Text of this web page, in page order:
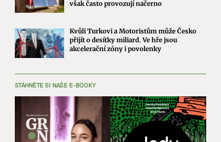
však často provozují načerno
Kvůli Turkovi a Motoristům může Česko
přijít o desítky miliard. Ve hře jsou
akcelerační zóny i povolenky
STÁHNĚTE SI NAŠE E-BOOKY